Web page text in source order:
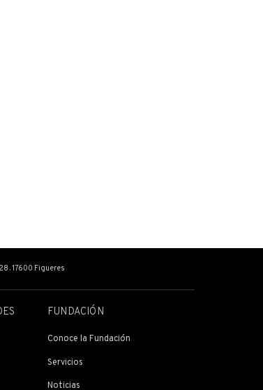
. 17600 Figueres
FUNDACIÓN
Conoce la Fundación
Servicios
Noticias